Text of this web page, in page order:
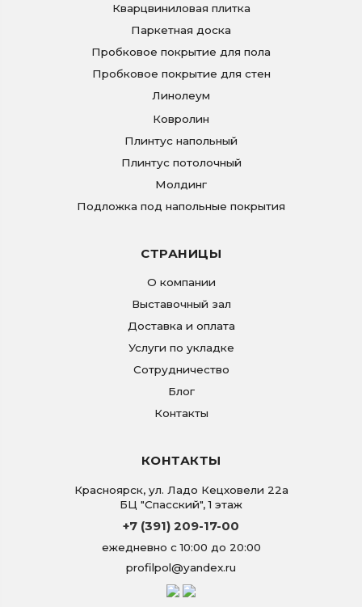
Кварцвиниловая плитка
Паркетная доска
Пробковое покрытие для пола
Пробковое покрытие для стен
Линолеум
Ковролин
Плинтус напольный
Плинтус потолочный
Молдинг
Подложка под напольные покрытия
СТРАНИЦЫ
О компании
Выставочный зал
Доставка и оплата
Услуги по укладке
Сотрудничество
Блог
Контакты
КОНТАКТЫ
Красноярск, ул. Ладо Кецховели 22а
БЦ "Спасский", 1 этаж
+7 (391) 209-17-00
ежедневно с 10:00 до 20:00
profilpol@yandex.ru